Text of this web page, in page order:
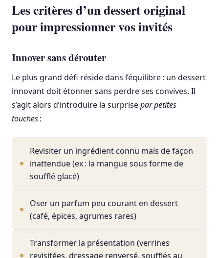
Les critères d’un dessert original
pour impressionner vos invités
Innover sans dérouter
Le plus grand défi réside dans l’équilibre : un dessert
innovant doit étonner sans perdre ses convives. Il
s’agit alors d’introduire la surprisepar petites
touches:
Revisiter un ingrédient connu mais de façon
inattendue (ex : la mangue sous forme de
soufflé glacé)
Oser un parfum peu courant en dessert
(café, épices, agrumes rares)
Transformer la présentation (verrines
revisitées, dressage renversé, soufflés au